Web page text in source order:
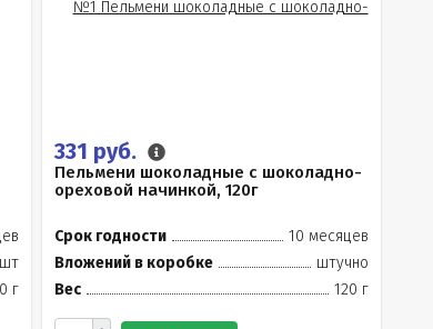
г
331 руб.
Пельмени шоколадные с шоколадно-
ореховой начинкой, 120г
Срок годности
10 месяцев
Вложений в коробке
штучно
Вес
120 г